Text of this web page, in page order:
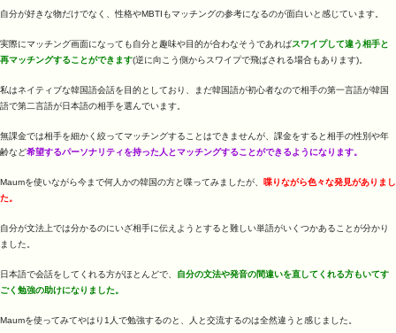
自分が好きな物だけでなく、性格やMBTIもマッチングの参考になるのが面白いと感じています。
実際にマッチング画面になっても自分と趣味や目的が合わなそうであればスワイプして違う相手と
再マッチングすることができます(逆に向こう側からスワイプで飛ばされる場合もあります)。
私はネイティブな韓国語会話を目的としており、まだ韓国語が初心者なので相手の第一言語が韓国
語で第二言語が日本語の相手を選んでいます。
無課金では相手を細かく絞ってマッチングすることはできませんが、課金をすると相手の性別や年
齢など希望するパーソナリティを持った人とマッチングすることができるようになります。
Maumを使いながら今まで何人かの韓国の方と喋ってみましたが、 喋りながら色々な発見がありまし
た。
自分が文法上では分かるのにいざ相手に伝えようとすると難しい単語がいくつかあることが分かり
ました。
日本語で会話をしてくれる方がほとんどで、 自分の文法や発音の間違いを直してくれる方もいてす
ごく勉強の助けになりました。
Maumを使ってみてやはり1人で勉強するのと、人と交流するのは全然違うと感じました。